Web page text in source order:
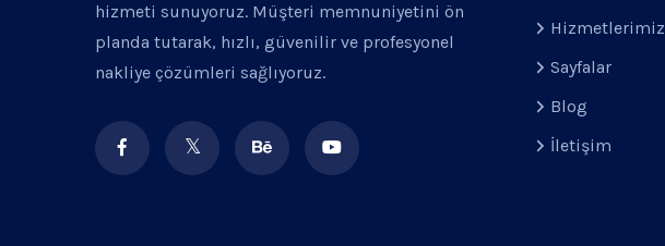
hizmeti sunuyoruz. Müşteri memnuniyetini ön
planda tutarak, hızlı, güvenilir ve profesyonel
nakliye çözümleri sağlıyoruz.
Hizmetlerimiz
Sayfalar
Blog
İletişim